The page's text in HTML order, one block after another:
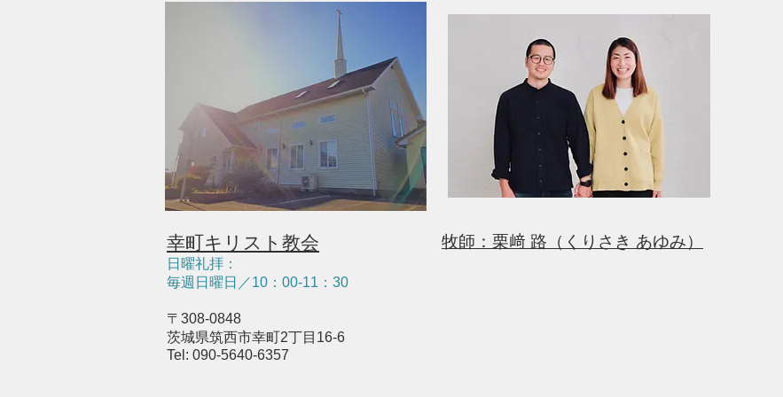
幸町キリスト教会
日曜礼拝：
毎週日曜日／10： 00-11：30
〒308-0848
茨城県筑西市幸町2丁目16-6
Tel: 090-5640-6357
牧師：栗﨑 路（くりさき あゆみ）